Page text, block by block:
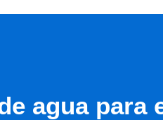
agua para